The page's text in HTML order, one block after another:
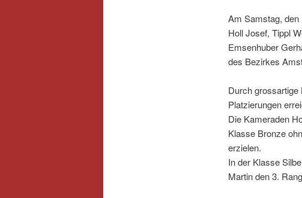
Am Samstag, den
Holl Josef, Tippl
Emsenhuber
des Bezirkes
Durch grossartige
Platzierungen
Die Kameraden
Klasse Bronze
erzielen.
In der Klasse
Martin den 3.